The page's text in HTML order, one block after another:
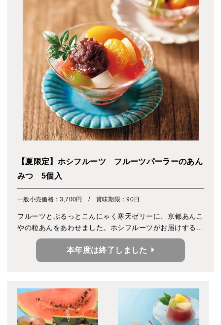
【夏限定】ホシフルーツ フルーツパーラーのあん
みつ 5個入
一般小売価格：3,700円 / 賞味期限：90日
フルーツとぷるっとこんにゃく寒天ゼリーに、京都あんこ
やの粒あんをあわせました。ホシフルーツがお届けする、
カラフルな見た目が夏らしい、パーラー仕立ての夏季限定
あんみつです。本年度は終了しました